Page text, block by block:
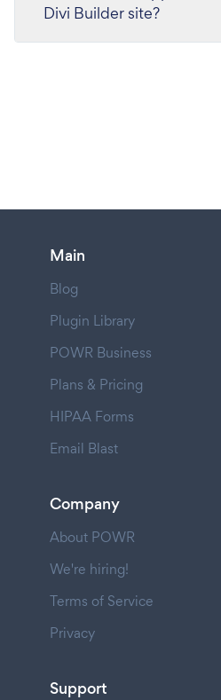
Divi Builder site?
Main
Blog
Plugin Library
POWR Business
Plans & Pricing
HIPAA Forms
Email Blast
Company
About POWR
We're hiring!
Terms of Service
Privacy
Support